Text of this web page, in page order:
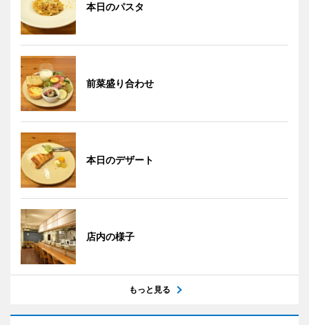
本日のパスタ
前菜盛り合わせ
本日のデザート
店内の様子
もっと見る